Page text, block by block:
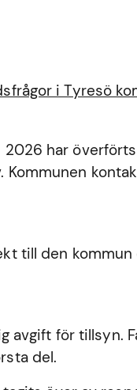
i Tyresö
har
Kommunen
till den
avgift för tillsyn.
del.